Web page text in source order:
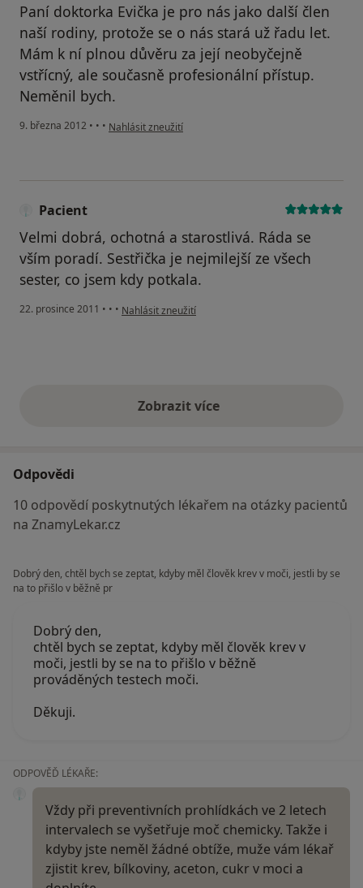
Paní doktorka Evička je pro nás jako další člen
naší rodiny, protože se o nás stará už řadu let.
Mám k ní plnou důvěru za její neobyčejně
vstřícný, ale současně profesionální přístup.
Neměnil bych.
9. března 2012 • • • podle názoru uživatele Váš účet byl odstraněn
Nahlásit zneužití
Pacient
Velmi dobrá, ochotná a starostlivá. Ráda se
vším poradí. Sestřička je nejmilejší ze všech
sester, co jsem kdy potkala.
22. prosince 2011 • • • podle názoru uživatele Pacient
Nahlásit zneužití
Zobrazit vícevýše uvedené názory
Odpovědi
10 odpovědí poskytnutých lékařem na otázky pacientů
na ZnamyLekar.cz
Dobrý den, chtěl bych se zeptat, kdyby měl člověk krev v moči, jestli by se
na to přišlo v běžně pr
Dobrý den,
chtěl bych se zeptat, kdyby měl člověk krev v
moči, jestli by se na to přišlo v běžně
prováděných testech moči.
Děkuji.
ODPOVĚĎ LÉKAŘE:
Vždy při preventivních prohlídkách ve 2 letech
intervalech se vyšetřuje moč chemicky. Takže i
kdyby jste neměl žádné obtíže, muže vám lékař
zjistit krev, bílkoviny, aceton, cukr v moci a